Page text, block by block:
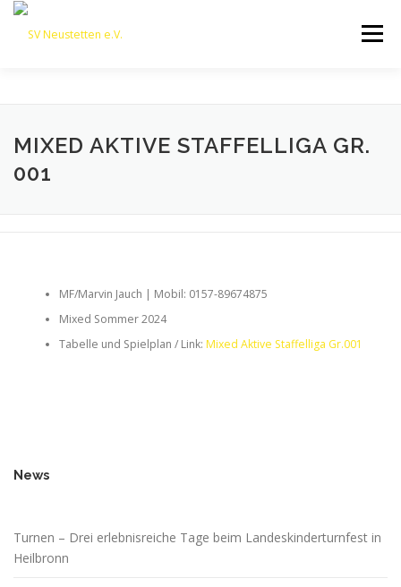
Zum
springen
Menü
NEWS
MIXED AKTIVE STAFFELLIGA GR.
001
MF/Marvin Jauch | Mobil: 0157-89674875
Mixed Sommer 2024
Tabelle und Spielplan / Link: Mixed Aktive Staffelliga Gr.001
News
Turnen – Drei erlebnisreiche Tage beim Landeskinderturnfest in
Heilbronn